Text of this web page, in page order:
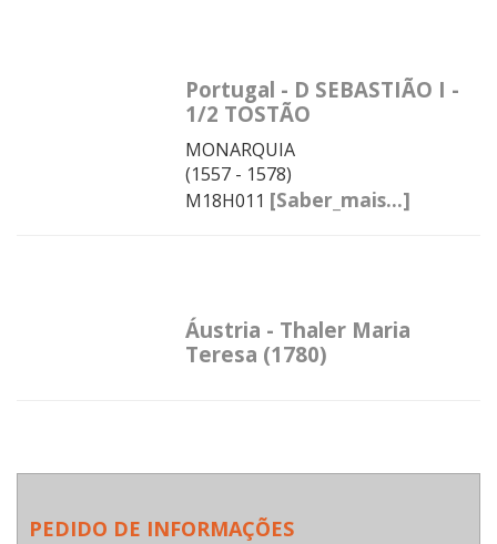
Portugal - D SEBASTIÃO I -
1/2 TOSTÃO
MONARQUIA
(1557 - 1578)
M18H011 [Saber_mais...]
Áustria - Thaler Maria
Teresa (1780)
PEDIDO DE INFORMAÇÕES